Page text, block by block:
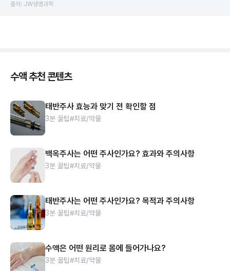
출처: JW생명과학
수액 추천 콘텐츠
태반주사 효능과 맞기 전 확인할 점
3분 꿀팁#치료/약물
백옥주사는 어떤 주사인가요? 효과와 주의사항
3분 꿀팁#치료/약물
태반주사는 어떤 주사인가요? 목적과 주의사항
3분 꿀팁#치료/약물
수액은 어떤 원리로 몸에 들어가나요?
3분 꿀팁#치료/약물